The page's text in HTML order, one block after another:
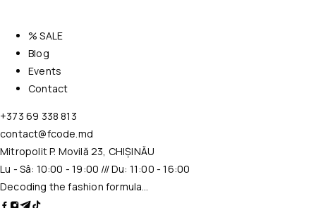
% SALE
Blog
Events
Contact
+373 69 338 813
contact@fcode.md
Mitropolit P. Movilă 23, CHIȘINĂU
Lu - Sâ: 10:00 - 19:00 /// Du: 11:00 - 16:00
Decoding the fashion formula…